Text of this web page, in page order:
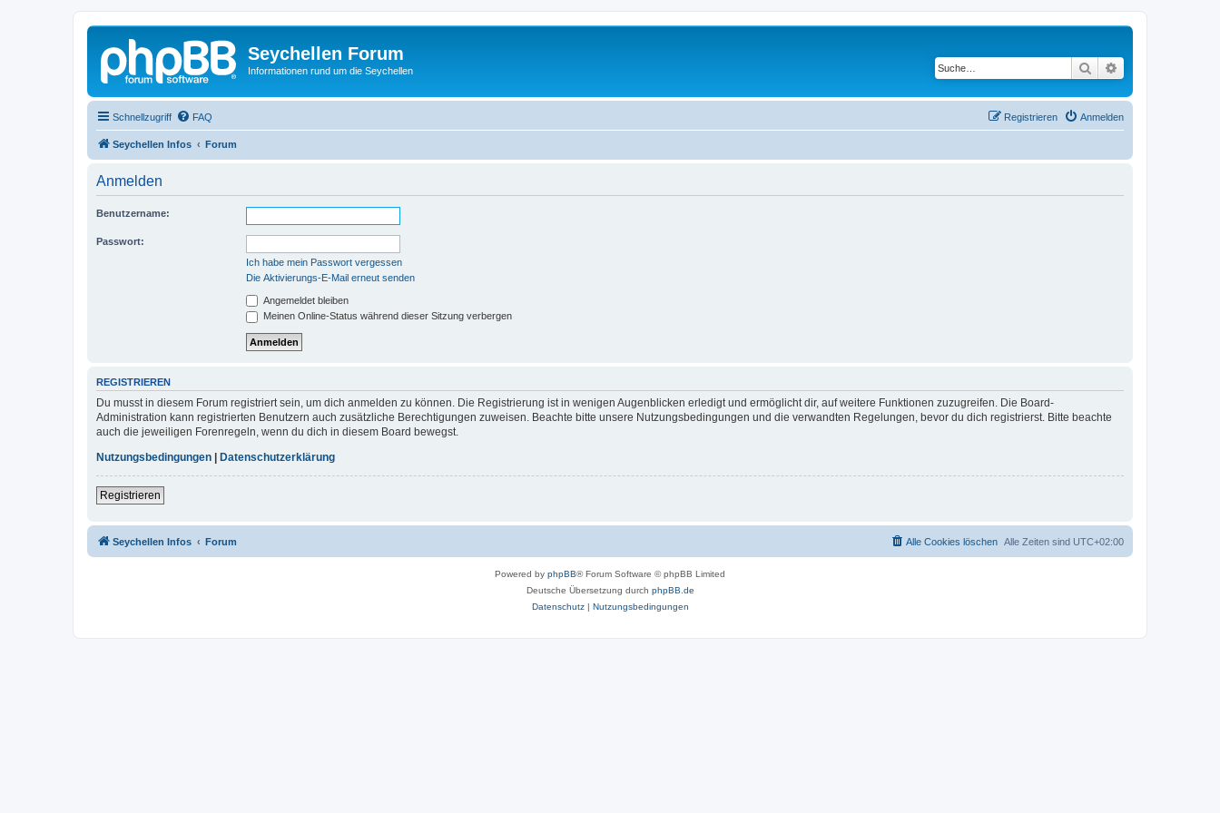
Seychellen Forum
Informationen rund um die Seychellen Suche
Schnellzugriff FAQ Anmelden
Registrieren
Seychellen Infos Forum
Anmelden
Benutzername:
Passwort:
Ich habe mein Passwort vergessen
Die Aktivierungs-E-Mail erneut senden
Angemeldet bleiben
Meinen Online-Status während dieser Sitzung verbergen
REGISTRIEREN
Du musst in diesem Forum registriert sein, um dich anmelden zu können. Die Registrierung ist in wenigen Augenblicken erledigt und ermöglicht dir, auf weitere Funktionen zuzugreifen. Die Board-
Administration kann registrierten Benutzern auch zusätzliche Berechtigungen zuweisen. Beachte bitte unsere Nutzungsbedingungen und die verwandten Regelungen, bevor du dich registrierst. Bitte beachte
auch die jeweiligen Forenregeln, wenn du dich in diesem Board bewegst.
Nutzungsbedingungen
Datenschutzerklärung
Registrieren
Seychellen Infos Forum Alle Zeiten sind UTC+02:00
Alle Cookies löschen
Powered by phpBB® Forum Software © phpBB Limited
Deutsche Übersetzung durch phpBB.de
Datenschutz| Nutzungsbedingungen